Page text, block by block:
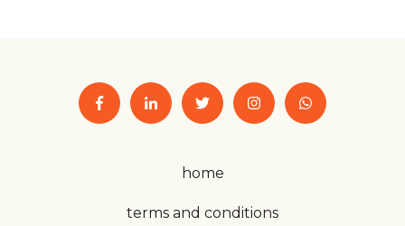
home
terms and conditions